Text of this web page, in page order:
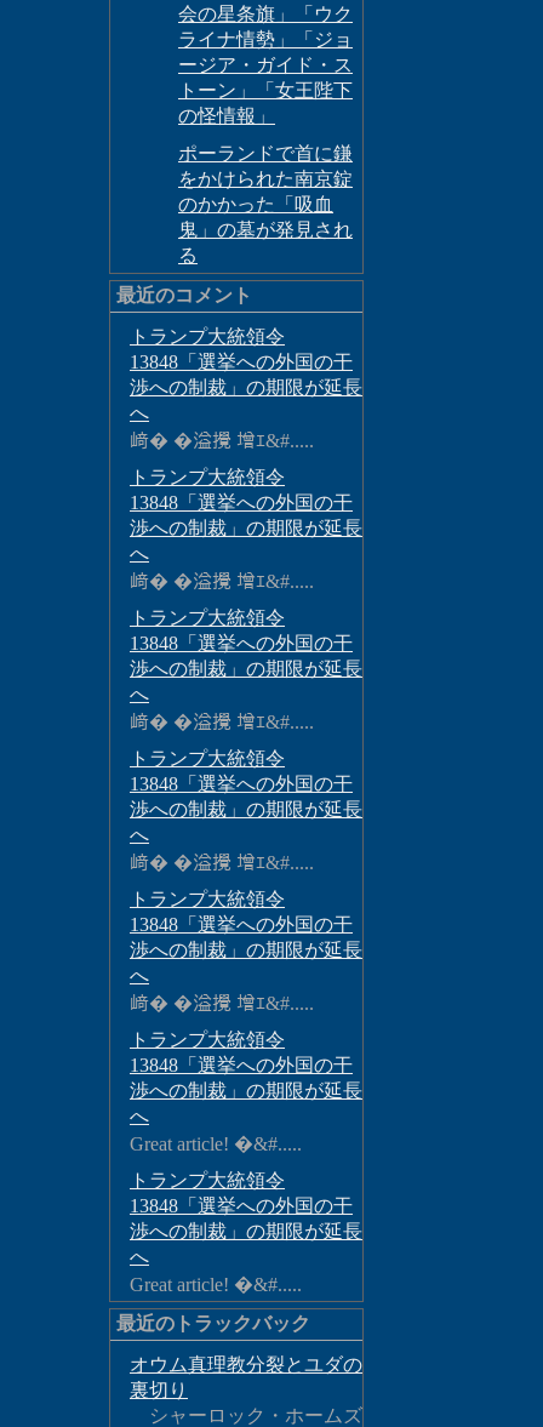
会の星条旗」「ウク
ライナ情勢」「ジョ
ージア・ガイド・ス
トーン」「女王陛下
の怪情報」
ポーランドで首に鎌
をかけられた南京錠
のかかった「吸血
鬼」の墓が発見され
る
最近のコメント
トランプ大統領令
13848「選挙への外国の干
渉への制裁」の期限が延長
へ
﨑� �溢攪 增ｴ&#.....
トランプ大統領令
13848「選挙への外国の干
渉への制裁」の期限が延長
へ
﨑� �溢攪 增ｴ&#.....
トランプ大統領令
13848「選挙への外国の干
渉への制裁」の期限が延長
へ
﨑� �溢攪 增ｴ&#.....
トランプ大統領令
13848「選挙への外国の干
渉への制裁」の期限が延長
へ
﨑� �溢攪 增ｴ&#.....
トランプ大統領令
13848「選挙への外国の干
渉への制裁」の期限が延長
へ
﨑� �溢攪 增ｴ&#.....
トランプ大統領令
13848「選挙への外国の干
渉への制裁」の期限が延長
へ
Great article! �&#.....
トランプ大統領令
13848「選挙への外国の干
渉への制裁」の期限が延長
へ
Great article! �&#.....
最近のトラックバック
オウム真理教分裂とユダの
裏切り
シャーロック・ホームズ